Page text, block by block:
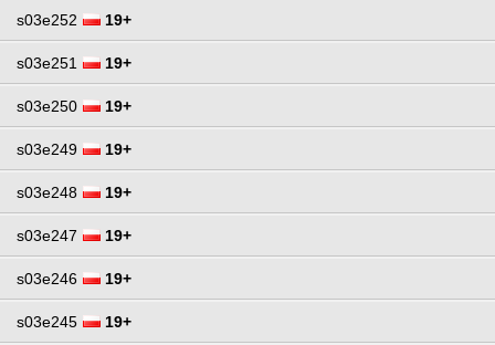
s03e252 19+
s03e251 19+
s03e250 19+
s03e249 19+
s03e248 19+
s03e247 19+
s03e246 19+
s03e245 19+